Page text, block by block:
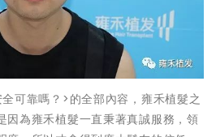
可靠嗎？>的全部內容，雍禾植髮之
因為雍禾植髮一直秉著真誠服務，領